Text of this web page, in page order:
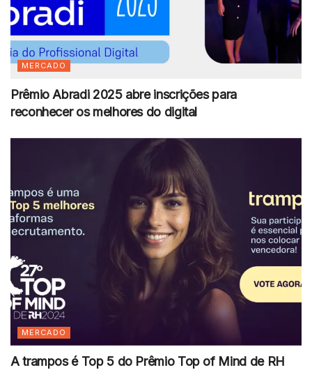
MERCADO
Prêmio Abradi 2025 abre inscrições para
reconhecer os melhores do digital
MERCADO
A trampos é Top 5 do Prêmio Top of Mind de RH